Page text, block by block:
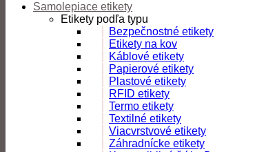
Samolepiace etikety
Etikety podľa typu
Bezpečnostné etikety
Etikety na kov
Káblové etikety
Papierové etikety
Plastové etikety
RFID etikety
Termo etikety
Textilné etikety
Viacvrstvové etikety
Záhradnícke etikety